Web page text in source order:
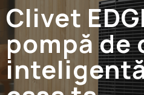
Clivet
pompă de